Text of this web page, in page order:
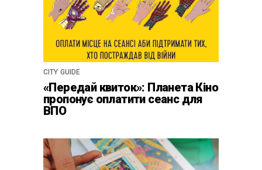
CITY GUIDE
«Передай квиток»: Планета Кіно
пропонує оплатити сеанс для
ВПО